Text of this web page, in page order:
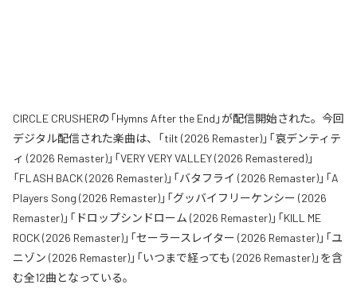
CIRCLE CRUSHERの「Hymns After the End」が配信開始された。今回
デジタル配信された楽曲は、「tilt (2026 Remaster)」「哀デンティテ
ィ (2026 Remaster)」「VERY VERY VALLEY (2026 Remastered)」
「FLASH BACK (2026 Remaster)」「バタフライ (2026 Remaster)」「A
Players Song (2026 Remaster)」「グッバイフリーケンシー (2026
Remaster)」「ドロップシンドローム (2026 Remaster)」「KILL ME
ROCK (2026 Remaster)」「セーラースレイター (2026 Remaster)」「ユ
ニゾン (2026 Remaster)」「いつまで経っても (2026 Remaster)」を含
む全12曲となっている。